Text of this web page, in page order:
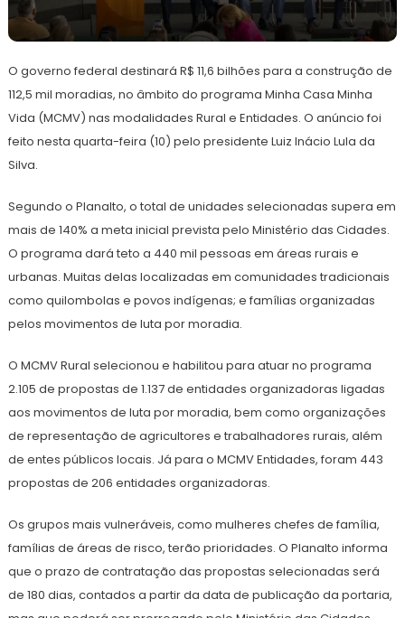
10
abril
de
2024
Redação
O governo federal destinará R$ 11,6 bilhões para a construção de
112,5 mil moradias, no âmbito do programa Minha Casa Minha
Vida (MCMV) nas modalidades Rural e Entidades. O anúncio foi
feito nesta quarta-feira (10) pelo presidente Luiz Inácio Lula da
Silva.
Segundo o Planalto, o total de unidades selecionadas supera em
mais de 140% a meta inicial prevista pelo Ministério das Cidades.
O programa dará teto a 440 mil pessoas em áreas rurais e
urbanas. Muitas delas localizadas em comunidades tradicionais
como quilombolas e povos indígenas; e famílias organizadas
pelos movimentos de luta por moradia.
O MCMV Rural selecionou e habilitou para atuar no programa
2.105 de propostas de 1.137 de entidades organizadoras ligadas
aos movimentos de luta por moradia, bem como organizações
de representação de agricultores e trabalhadores rurais, além
de entes públicos locais. Já para o MCMV Entidades, foram 443
propostas de 206 entidades organizadoras.
Os grupos mais vulneráveis, como mulheres chefes de família,
famílias de áreas de risco, terão prioridades. O Planalto informa
que o prazo de contratação das propostas selecionadas será
de 180 dias, contados a partir da data de publicação da portaria,